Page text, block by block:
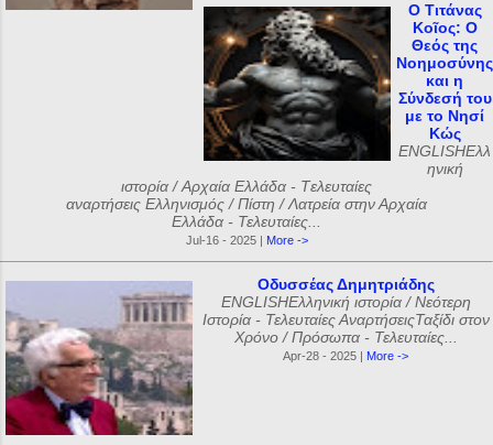
Ο Τιτάνας
Κοῖος: Ο
Θεός της
Νοημοσύνης
και η
Σύνδεσή του
με το Νησί
Κώς
ENGLISHΕλλ
ηνική
ιστορία / Αρχαία Ελλάδα - Tελευταίες
αναρτήσεις Ελληνισμός / Πίστη / Λατρεία στην Αρχαία
Ελλάδα - Τελευταίες...
Jul-16 - 2025 | More ->
Οδυσσέας Δημητριάδης
ENGLISHΕλληνική ιστορία / Νεότερη
Ιστορία - Τελευταίες ΑναρτήσειςΤαξίδι στον
Χρόνο / Πρόσωπα - Τελευταίες...
Apr-28 - 2025 | More ->